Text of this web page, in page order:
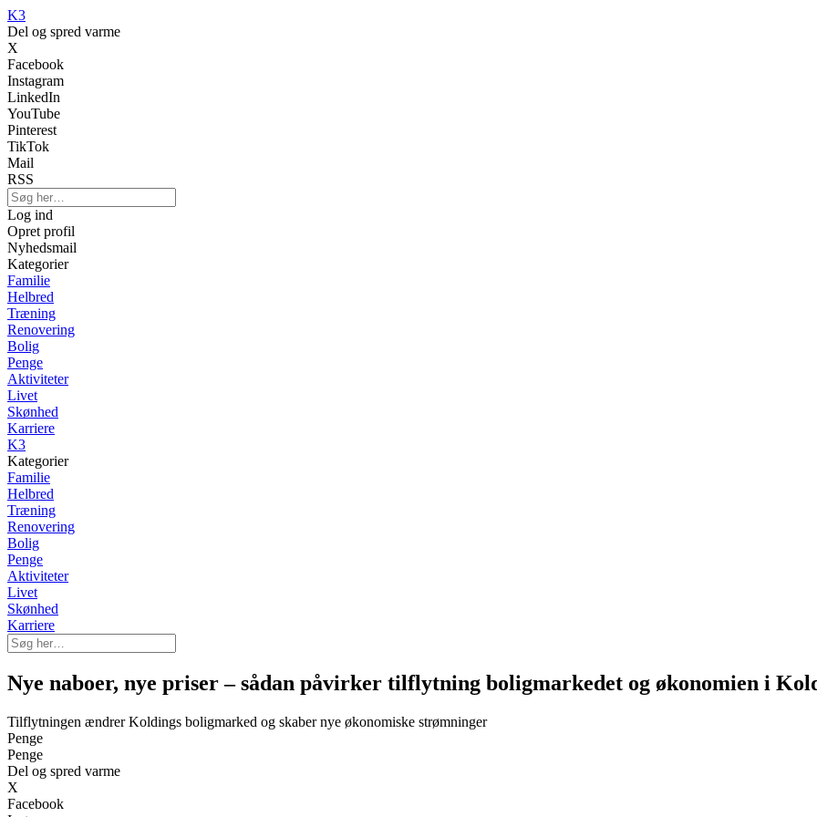
K3
Del og spred varme
X
Facebook
Instagram
LinkedIn
YouTube
Pinterest
TikTok
Mail
RSS
Log ind
Opret profil
Nyhedsmail
Kategorier
Familie
Helbred
Træning
Renovering
Bolig
Penge
Aktiviteter
Livet
Skønhed
Karriere
K3
Kategorier
Familie
Helbred
Træning
Renovering
Bolig
Penge
Aktiviteter
Livet
Skønhed
Karriere
Nye naboer, nye priser – sådan påvirker tilflytning boligmarkedet og økonomien i
Tilflytningen ændrer Koldings boligmarked og skaber nye økonomiske strømninger
Penge
Penge
Del og spred varme
X
Facebook